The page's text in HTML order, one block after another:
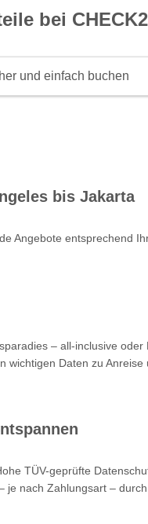
bei
und einfach buchen
bis Jakarta
Angebote entsprechend
– all-inclusive
Daten zu
TÜV-geprüfte
nach Zahlungsart –